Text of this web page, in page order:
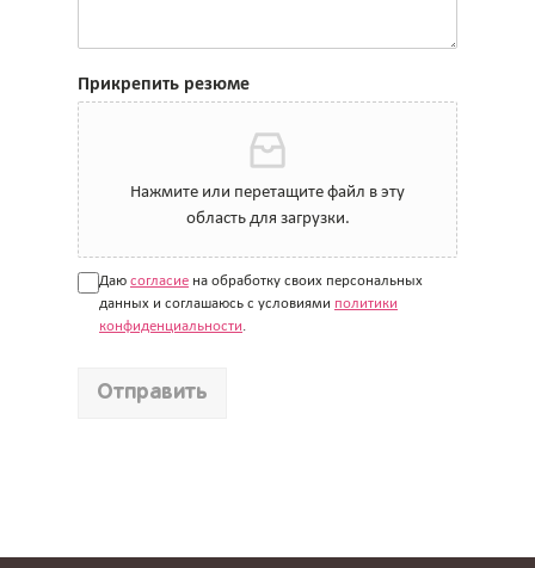
Прикрепить резюме
Нажмите или перетащите файл в эту
область для загрузки.
Даю согласие на обработку своих персональных
данных и соглашаюсь с условиями политики
конфиденциальности.
Отправить